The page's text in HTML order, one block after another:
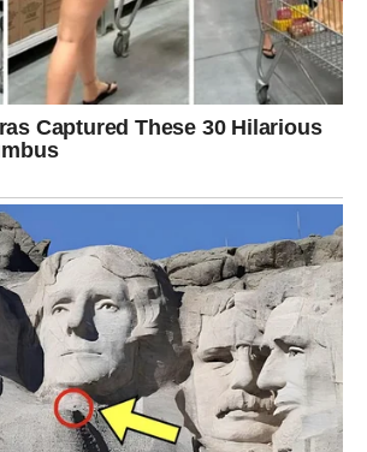
ovog napitka, možete ubrzati proces
bolje, čišće disati i smanjiti količinu sluzi
sol za čišćenje sinusa